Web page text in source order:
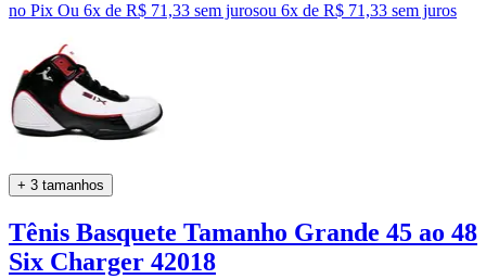
no Pix Ou 6x de R$ 71,33 sem jurosou 6x de R$ 71,33 sem juros
+ 3 tamanhos
Tênis Basquete Tamanho Grande 45 ao 48
Six Charger 42018